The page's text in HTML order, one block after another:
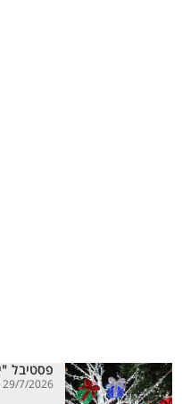
פסטיבל
29/7/2026 פלאשנט רכילות